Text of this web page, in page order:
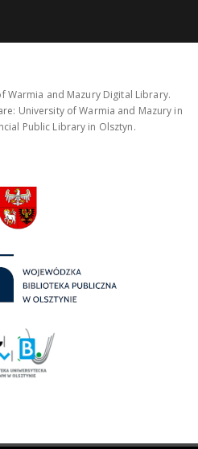
Warmia and Mazury Digital Library.
University of Warmia and Mazury in
Public Library in Olsztyn.